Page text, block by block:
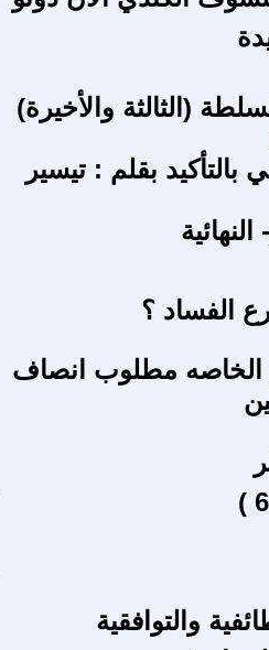
(الثالثة والأخيرة)
بقلم : تيسير
الفساد ؟
الخاصه مطلوب انصاف
والتوافقية